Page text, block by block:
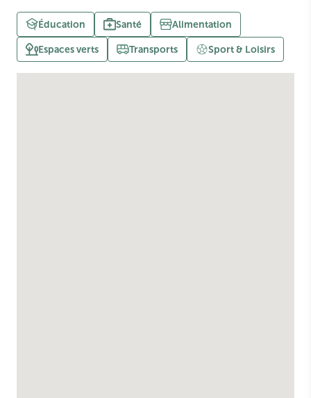
Éducation Santé Alimentation
Espaces verts Transports Sport & Loisirs